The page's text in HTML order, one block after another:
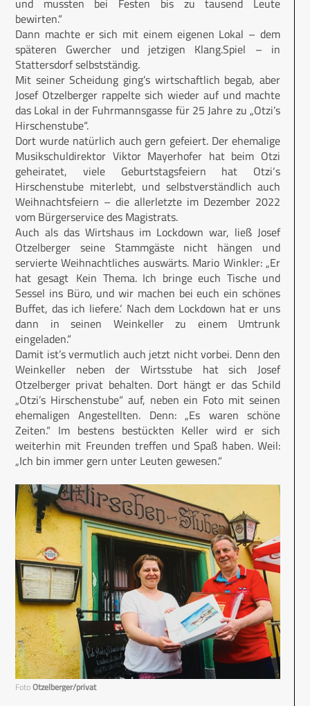
bewirten.“
Dann machte er sich mit einem eigenen Lokal – dem
späteren Gwercher und jetzigen Klang.Spiel – in
Stattersdorf selbstständig.
Mit seiner Scheidung ging’s wirtschaftlich begab, aber
Josef Otzelberger rappelte sich wieder auf und machte
das Lokal in der Fuhrmannsgasse für 25 Jahre zu „Otzi’s
Hirschenstube“.
Dort wurde natürlich auch gern gefeiert. Der ehemalige
Musikschuldirektor Viktor Mayerhofer hat beim Otzi
geheiratet, viele Geburtstagsfeiern hat Otzi‘s
Hirschenstube miterlebt, und selbstverständlich auch
Weihnachtsfeiern – die allerletzte im Dezember 2022
vom Bürgerservice des Magistrats.
Auch als das Wirtshaus im Lockdown war, ließ Josef
Otzelberger seine Stammgäste nicht hängen und
servierte Weihnachtliches auswärts. Mario Winkler: „Er
hat gesagt ‚Kein Thema. Ich bringe euch Tische und
Sessel ins Büro, und wir machen bei euch ein schönes
Buffet, das ich liefere.‘ Nach dem Lockdown hat er uns
dann in seinen Weinkeller zu einem Umtrunk
eingeladen.“
Damit ist’s vermutlich auch jetzt nicht vorbei. Denn den
Weinkeller neben der Wirtsstube hat sich Josef
Otzelberger privat behalten. Dort hängt er das Schild
„Otzi’s Hirschenstube“ auf, neben ein Foto mit seinen
ehemaligen Angestellten. Denn: „Es waren schöne
Zeiten.“ Im bestens bestückten Keller wird er sich
weiterhin mit Freunden treffen und Spaß haben. Weil:
„Ich bin immer gern unter Leuten gewesen.“
FotoOtzelberger/privat